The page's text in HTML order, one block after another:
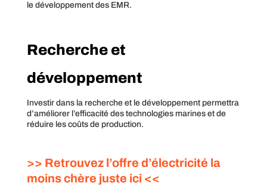
le développement des EMR.
Recherche et
développement
Investir dans la recherche et le développement permettra
d’améliorer l’efficacité des technologies marines et de
réduire les coûts de production.
>> Retrouvez l’offre d’électricité la
moins chère juste ici <<